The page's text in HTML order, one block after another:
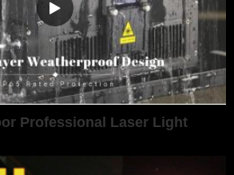
Professional Laser Light